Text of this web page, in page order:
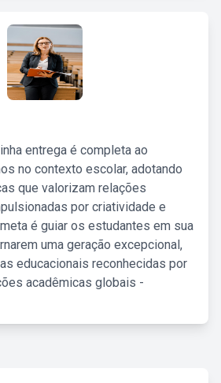
entrega é completa ao
no contexto escolar, adotando
que valorizam relações
por criatividade e
é guiar os estudantes em sua
uma geração excepcional,
educacionais reconhecidas por
acadêmicas globais -